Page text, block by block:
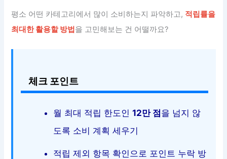
평소 어떤 카테고리에서 많이 소비하는지 파악하고, 적립률을
최대한 활용할 방법을 고민해보는 건 어떨까요?
체크 포인트
월 최대 적립 한도인12만 점을 넘지 않
도록 소비 계획 세우기
적립 제외 항목 확인으로 포인트 누락 방